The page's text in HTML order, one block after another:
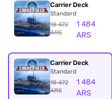
Carrier Deck
Standard
18 472
ARS
1 484
ARS
Carrier Deck
Standard
18 472
ARS
1 484
ARS